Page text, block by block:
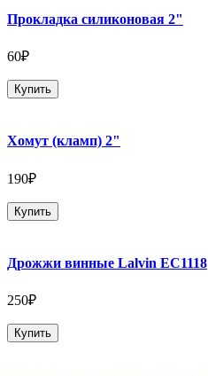
Прокладка силиконовая 2"
60₽
Купить
Хомут (кламп) 2"
190₽
Купить
Дрожжи винные Lalvin EC1118
250₽
Купить